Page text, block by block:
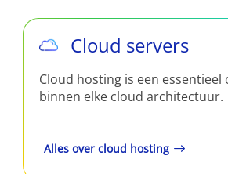
Cloud servers
Cloud hosting is een essentieel
binnen elke cloud architectuur.
Alles over cloud hosting